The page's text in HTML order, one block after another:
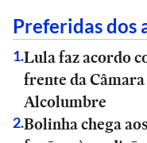
Preferidas dos
1.Lula faz acordo
frente da
Alcolumbre
2.Bolinha chega